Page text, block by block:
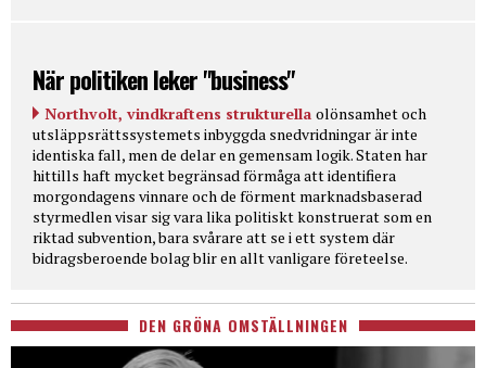
När politiken leker "business"
Northvolt, vindkraftens strukturella olönsamhet och
utsläppsrättssystemets inbyggda snedvridningar är inte
identiska fall, men de delar en gemensam logik. Staten har
hittills haft mycket begränsad förmåga att identifiera
morgondagens vinnare och de förment marknadsbaserad
styrmedlen visar sig vara lika politiskt konstruerat som en
riktad subvention, bara svårare att se i ett system där
bidragsberoende bolag blir en allt vanligare företeelse.
DEN GRÖNA OMSTÄLLNINGEN